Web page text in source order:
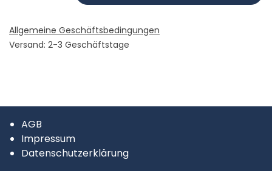
Allgemeine Geschäftsbedingungen
Versand: 2-3 Geschäftstage
AGB
Impressum
Datenschutzerklärung